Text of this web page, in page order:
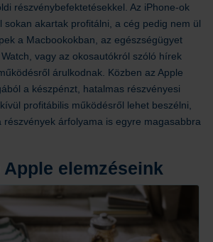
részvénybefektetésekkel. Az iPhone-ok
sokan akartak profitálni, a cég pedig nem ül
a Macbookokban, az egészségügyet
vagy az okosautókról szóló hírek
árulkodnak. Közben az Apple
a készpénzt, hatalmas részvényesi
profitábilis működésről lehet beszélni,
részvények árfolyama is egyre magasabbra
elemzéseink